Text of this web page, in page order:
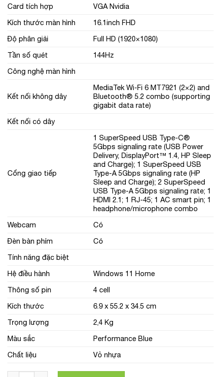
Card tích hợp
VGA Nvidia
Kích thước màn hình
16.1inch FHD
Độ phân giải
Full HD (1920×1080)
Tần số quét
144Hz
Công nghệ màn hình
Kết nối không dây
MediaTek Wi-Fi 6 MT7921 (2×2) and
Bluetooth® 5.2 combo (supporting
gigabit data rate)
Kết nối có dây
Cổng giao tiếp
1 SuperSpeed USB Type-C®
5Gbps signaling rate (USB Power
Delivery, DisplayPort™ 1.4, HP Sleep
and Charge); 1 SuperSpeed USB
Type-A 5Gbps signaling rate (HP
Sleep and Charge); 2 SuperSpeed
USB Type-A 5Gbps signaling rate; 1
HDMI 2.1; 1 RJ-45; 1 AC smart pin; 1
headphone/microphone combo
Webcam
Có
Đèn bàn phím
Có
Tính năng đặc biệt
Hệ điều hành
Windows 11 Home
Thông số pin
4 cell
Kích thước
6.9 x 55.2 x 34.5 cm
Trọng lượng
2,4 Kg
Màu sắc
Performance Blue
Chất liệu
Vỏ nhựa